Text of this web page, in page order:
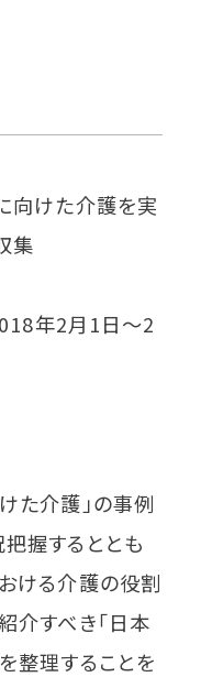
向けた介護を実
集
年2月1日～2
た介護」の事例
握するととも
ける介護の役割
介すべき「日本
整理することを